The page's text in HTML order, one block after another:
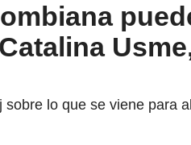
lo que se viene para